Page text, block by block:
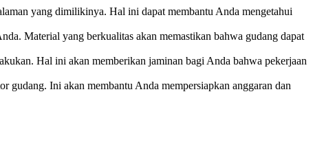
yang dimilikinya. Hal ini dapat membantu Anda mengetahui
Material yang berkualitas akan memastikan bahwa gudang dapat
Hal ini akan memberikan jaminan bagi Anda bahwa pekerjaan
gudang. Ini akan membantu Anda mempersiapkan anggaran dan